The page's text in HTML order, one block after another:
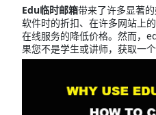
Edu临时邮箱带来了许多显著
软件时的折扣、在许多网站上
在线服务的降低价格。然而，
果您不是学生或讲师，获取一个